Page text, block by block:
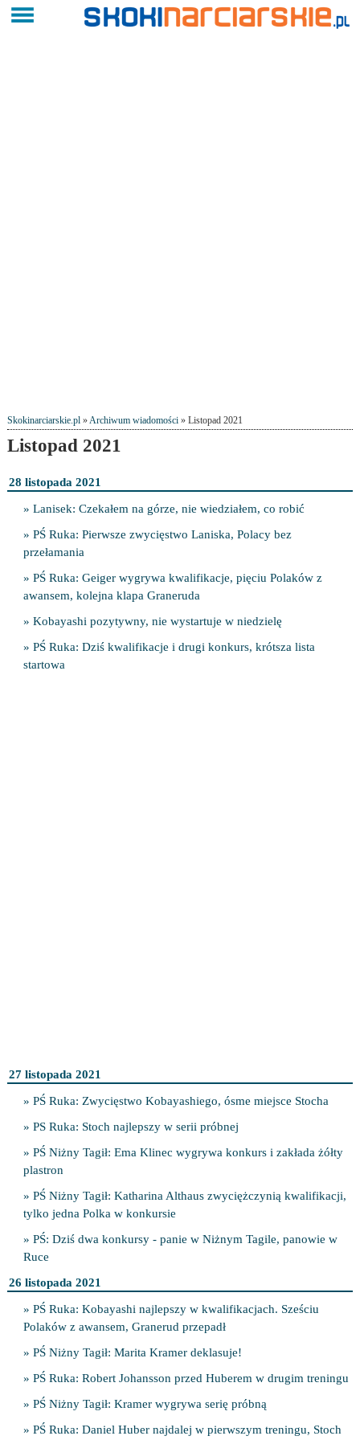
Skokinarciarskie.pl»Archiwum wiadomości» Listopad 2021
Listopad 2021
28 listopada 2021
» Lanisek: Czekałem na górze, nie wiedziałem, co robić
» PŚ Ruka: Pierwsze zwycięstwo Laniska, Polacy bez
przełamania
» PŚ Ruka: Geiger wygrywa kwalifikacje, pięciu Polaków z
awansem, kolejna klapa Graneruda
» Kobayashi pozytywny, nie wystartuje w niedzielę
» PŚ Ruka: Dziś kwalifikacje i drugi konkurs, krótsza lista
startowa
27 listopada 2021
» PŚ Ruka: Zwycięstwo Kobayashiego, ósme miejsce Stocha
» PS Ruka: Stoch najlepszy w serii próbnej
» PŚ Niżny Tagił: Ema Klinec wygrywa konkurs i zakłada żółty
plastron
» PŚ Niżny Tagił: Katharina Althaus zwyciężczynią kwalifikacji,
tylko jedna Polka w konkursie
» PŚ: Dziś dwa konkursy - panie w Niżnym Tagile, panowie w
Ruce
26 listopada 2021
» PŚ Ruka: Kobayashi najlepszy w kwalifikacjach. Sześciu
Polaków z awansem, Granerud przepadł
» PŚ Niżny Tagił: Marita Kramer deklasuje!
» PŚ Ruka: Robert Johansson przed Huberem w drugim treningu
» PŚ Niżny Tagił: Kramer wygrywa serię próbną
» PŚ Ruka: Daniel Huber najdalej w pierwszym treningu, Stoch